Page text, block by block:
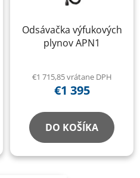
Odsávačka výfukových
plynov APN1
€1 715,85 vrátane DPH
€1 395
DO KOŠÍKA